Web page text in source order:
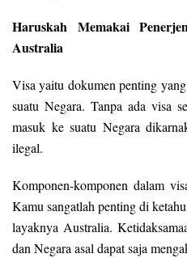
Haruskah Memakai
Australia
Visa yaitu dokumen penting
suatu Negara. Tanpa ada visa
masuk ke suatu Negara
ilegal.
Komponen-komponen dalam
Kamu sangatlah penting di
layaknya Australia.
dan Negara asal dapat saja